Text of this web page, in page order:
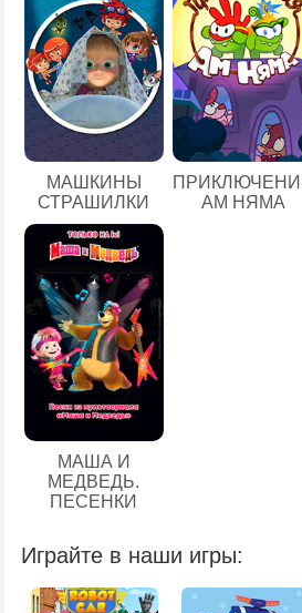
МАШКИНЫ
СТРАШИЛКИ
АМ НЯМА
МАША И
МЕДВЕДЬ.
ПЕСЕНКИ
Играйте в наши игры: